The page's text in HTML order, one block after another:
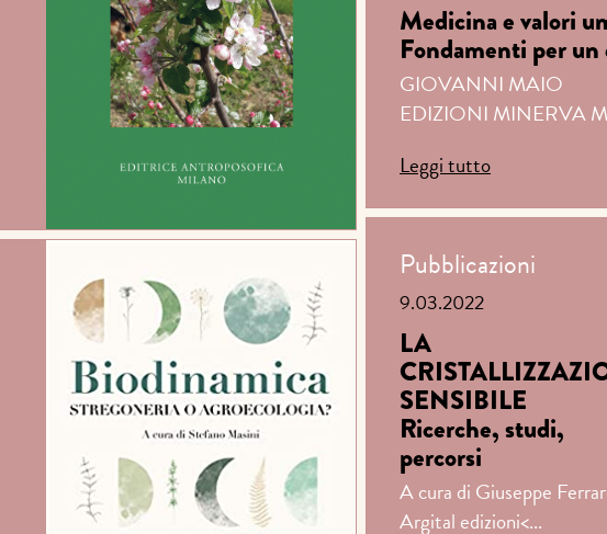
Medicina e valori
Fondamenti per
GIOVANNI MAIO
EDIZIONI MINERVA
Leggi tutto
Pubblicazioni
9.03.2022
LA
SENSIBILE
Ricerche, studi,
percorsi
A cura di Giuseppe
Argital edizioni<...